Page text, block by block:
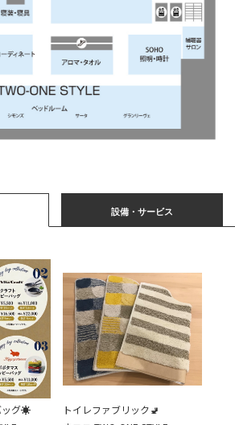
設備・サービス